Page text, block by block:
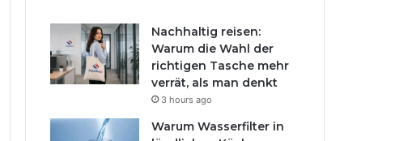
Nachhaltig reisen:
Warum die Wahl der
richtigen Tasche mehr
verrät, als man denkt
3 hours ago
Warum Wasserfilter in